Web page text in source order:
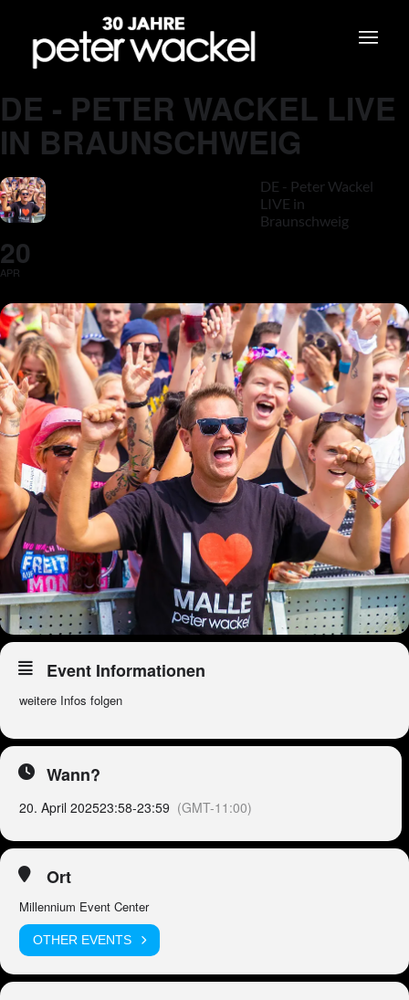
DE - PETER WACKEL LIVE
IN BRAUNSCHWEIG
20
APR
DE - Peter Wackel
LIVE in
Braunschweig
Event Informationen
weitere Infos folgen
Wann?
20. April 202523:58-23:59 (GMT-11:00)
Ort
Millennium Event Center
OTHER EVENTS